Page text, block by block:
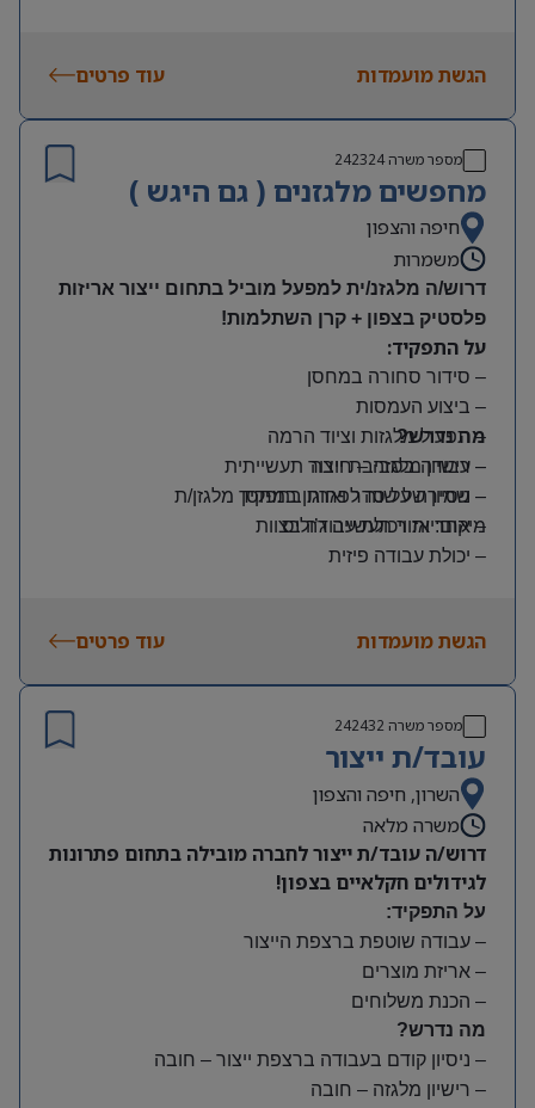
הגשת מועמדות עוד פרטים
מספר משרה242324
מחפשים מלגזנים ( גם היגש )
חיפה והצפון
משמרות
דרוש/ה מלגזנ/ית למפעל מוביל בתחום ייצור אריזות
פלסטיק בצפון + קרן השתלמות!
על התפקיד:
– סידור סחורה במחסן
– ביצוע העמסות
– תפעול מלגזות וציוד הרמה
– עבודה בסביבת ייצור תעשייתית
– שמירה על סדר וארגון במחסן
מה נדרש?
– רישיון מלגזה – חובה
– ניסיון של שנה לפחות בתפקיד מלגזן/ת
– אחריות ויכולת עבודה בצוות
– יכולת עבודה פיזית
משמרות:
שעות נוספות לפי צורך
תנאים:
סיבוס
קרן השתלמות
מיקום: אזור תעשייה ג’וליס
הגשת מועמדות עוד פרטים
מספר משרה 242432
עובד/ת ייצור
השרון, חיפה והצפון
משרה מלאה
דרוש/ה עובד/ת ייצור לחברה מובילה בתחום פתרונות
לגידולים חקלאיים בצפון!
על התפקיד:
– עבודה שוטפת ברצפת הייצור
– אריזת מוצרים
– הכנת משלוחים
מה נדרש?
– ניסיון קודם בעבודה ברצפת ייצור – חובה
– רישיון מלגזה – חובה